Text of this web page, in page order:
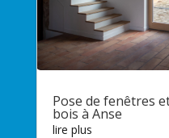
Pose de fenêtres
bois à Anse
lire plus